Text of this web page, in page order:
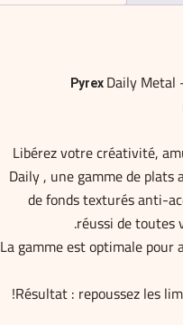
Pyrex Daily Metal
Libérez votre créativité,
Daily , une gamme de plats
de fonds texturés anti-
réussi de toutes
La gamme est optimale
Résultat : repoussez les